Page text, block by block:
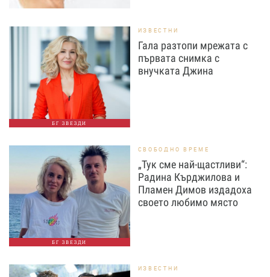
БГ ЗВЕЗДИ
ИЗВЕСТНИ
Гала разтопи мрежата с
първата снимка с
внучката Джина
БГ ЗВЕЗДИ
СВОБОДНО ВРЕМЕ
„Тук сме най-щастливи“:
Радина Кърджилова и
Пламен Димов издадоха
своето любимо място
ИЗВЕСТНИ